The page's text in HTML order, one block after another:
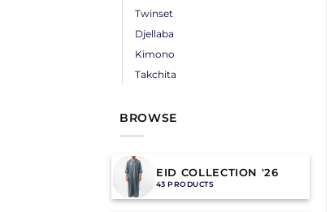
Twinset
Djellaba
Kimono
Takchita
BROWSE
EID COLLECTION '26
43 PRODUCTS